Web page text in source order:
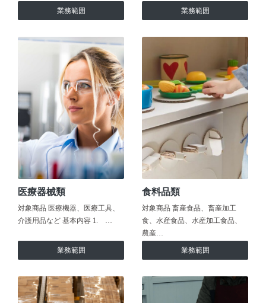
業務範囲 業務範囲
医療器械類
対象商品 医療機器、医療工具、
介護用品など 基本内容 1. …
業務範囲
食料品類
対象商品 畜産食品、畜産加工
食、水産食品、水産加工食品、
農産…
業務範囲